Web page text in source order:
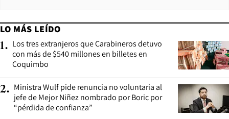
LO MÁS LEÍDO
1. Los tres extranjeros que Carabineros detuvo
con más de $540 millones en billetes en
Coquimbo
2. Ministra Wulf pide renuncia no voluntaria al
jefe de Mejor Niñez nombrado por Boric por
“pérdida de confianza”